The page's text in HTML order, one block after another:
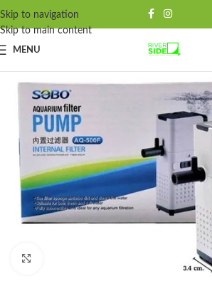
Skip to navigation
Skip to main content
MENU